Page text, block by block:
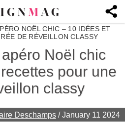
NOËL CHIC – 10 IDÉES ET
DE RÉVEILLON CLASSY
Noël chic
pour une
classy
Deschamps /January 11 2024